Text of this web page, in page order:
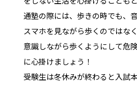
通塾の際には、歩きの時でも、
スマホを見ながら歩くのではな
意識しながら歩くようにして危
に心掛けましょう！
受験生は冬休みが終わると入試本